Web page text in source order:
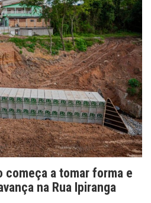
começa a tomar forma e
na Rua Ipiranga